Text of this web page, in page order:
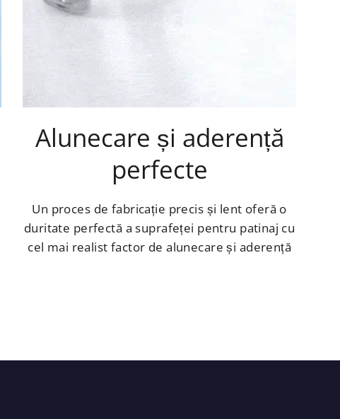
Alunecare și aderență
perfecte
Un proces de fabricație precis și lent oferă o
duritate perfectă a suprafeței pentru patinaj cu
cel mai realist factor de alunecare și aderență